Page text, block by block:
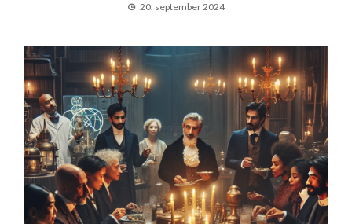
20. september 2024